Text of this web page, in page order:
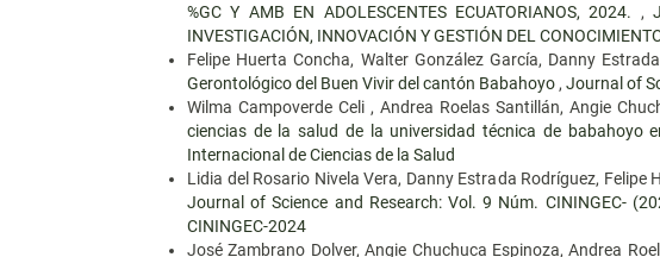
%GC Y AMB EN ADOLESCENTES ECUATORIANOS, 2024. ,
INVESTIGACIÓN, INNOVACIÓN Y GESTIÓN DEL
Felipe Huerta Concha, Walter González García, Danny
Gerontológico del Buen Vivir del cantón Babahoyo, Journal of
Wilma Campoverde Celi , Andrea Roelas Santillán, Angie
ciencias de la salud de la universidad técnica de babahoyo
Internacional de Ciencias de la Salud
Lidia del Rosario Nivela Vera, Danny Estrada Rodríguez,
Journal of Science and Research: Vol. 9 Núm. CININGEC-
CININGEC-2024
José Zambrano Dolver, Angie Chuchuca Espinoza, Andrea